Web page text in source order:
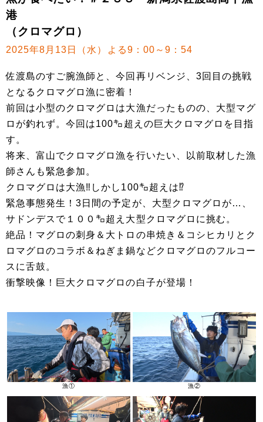
港
（クロマグロ）
2025年8月13日（水）よる9：00～9：54
佐渡島のすご腕漁師と、今回再リベンジ、3回目の挑戦
となるクロマグロ漁に密着！
前回は小型のクロマグロは大漁だったものの、大型マグ
ロが釣れず。今回は100㌔超えの巨大クロマグロを目指
す。
将来、富山でクロマグロ漁を行いたい、以前取材した漁
師さんも緊急参加。
クロマグロは大漁‼しかし100㌔超えは⁉
緊急事態発生！3日間の予定が、大型クロマグロが…、
サドンデスで１００㌔超え大型クロマグロに挑む。
絶品！マグロの刺身＆大トロの串焼き＆コシヒカリとク
ロマグロのコラボ＆ねぎま鍋などクロマグロのフルコー
スに舌鼓。
衝撃映像！巨大クロマグロの白子が登場！
漁① 漁②